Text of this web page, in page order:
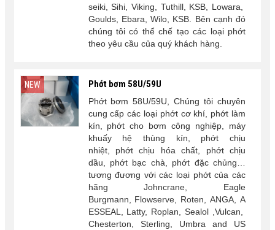
seiki, Sihi, Viking, Tuthill, KSB, Lowara,
Goulds, Ebara, Wilo, KSB. Bên cạnh đó
chúng tôi có thể chế tạo các loại phớt
theo yêu cầu của quý khách hàng.
NEW Phớt bơm 58U/59U
Phớt bơm 58U/59U, Chúng tôi chuyên
cung cấp các loại phớt cơ khí, phớt làm
kín, phớt cho bơm công nghiệp, máy
khuấy hệ thùng kín, phớt chịu
nhiệt, phớt chịu hóa chất, phớt chịu
dầu, phớt bạc chà, phớt đặc chủng…
tương đương với các loại phớt của các
hãng Johncrane, Eagle
Burgmann, Flowserve, Roten, ANGA, A
ESSEAL, Latty, Roplan, Sealol ,Vulcan,
Chesterton, Sterling, Umbra and US